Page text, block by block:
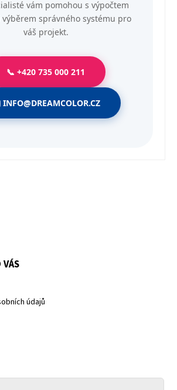
vám pomohou s výpočtem
správného systému pro
váš projekt.
📞 +420 735 000 211
údajů